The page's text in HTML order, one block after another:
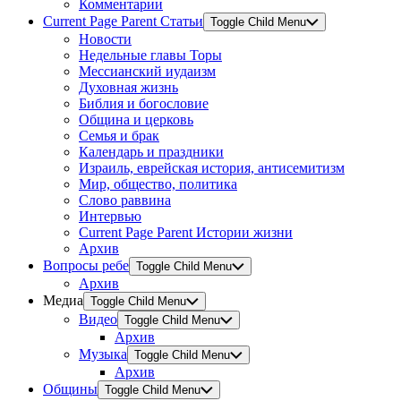
Комментарии
Current Page Parent Статьи Toggle Child Menu
Новости
Недельные главы Торы
Мессианский иудаизм
Духовная жизнь
Библия и богословие
Община и церковь
Семья и брак
Календарь и праздники
Израиль, еврейская история, антисемитизм
Мир, общество, политика
Слово раввина
Интервью
Current Page Parent Истории жизни
Архив
Вопросы ребе Toggle Child Menu
Архив
Медиа Toggle Child Menu
Видео Toggle Child Menu
Архив
Музыка Toggle Child Menu
Архив
Общины Toggle Child Menu